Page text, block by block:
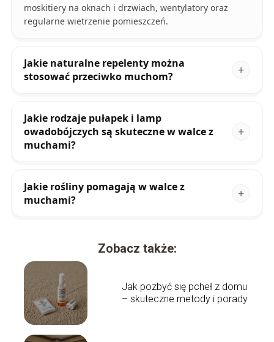
moskitiery na oknach i drzwiach, wentylatory oraz
regularne wietrzenie pomieszczeń.
Jakie naturalne repelenty można
stosować przeciwko muchom?
Jakie rodzaje pułapek i lamp
owadobójczych są skuteczne w walce z
muchami?
Jakie rośliny pomagają w walce z
muchami?
Zobacz także:
Jak pozbyć się pcheł z domu
– skuteczne metody i porady